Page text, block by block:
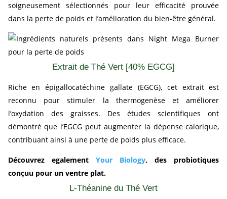
soigneusement sélectionnés pour leur efficacité prouvée
dans la perte de poids et l’amélioration du bien-être général.
Extrait de Thé Vert [40% EGCG]
Riche en épigallocatéchine gallate (EGCG), cet extrait est
reconnu pour stimuler la thermogenèse et améliorer
l’oxydation des graisses. Des études scientifiques ont
démontré que l’EGCG peut augmenter la dépense calorique,
contribuant ainsi à une perte de poids plus efficace.
Découvrez egalement Your Biology, des probiotiques
conçuu pour un ventre plat.
L-Théanine du Thé Vert